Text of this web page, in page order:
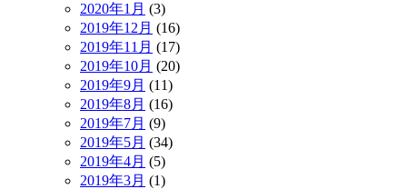
2020年1月 (3)
2019年12月 (16)
2019年11月 (17)
2019年10月 (20)
2019年9月 (11)
2019年8月 (16)
2019年7月 (9)
2019年5月 (34)
2019年4月 (5)
2019年3月 (1)